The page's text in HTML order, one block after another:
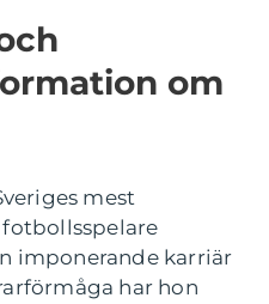
om
mest
imponerande karriär
har hon